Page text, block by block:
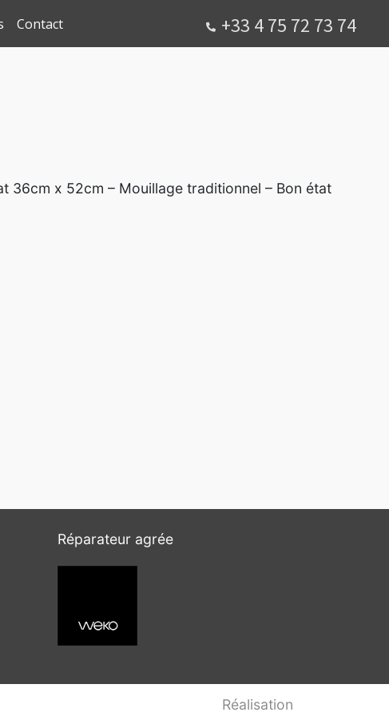
Contact +33 4 75 72 73 74
36cm x 52cm – Mouillage traditionnel – Bon état
Réparateur agrée
Réalisation